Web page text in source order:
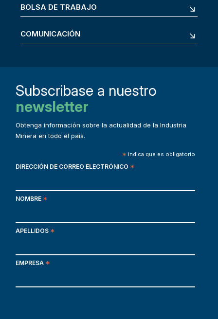
BOLSA DE TRABAJO
COMUNICACIÓN
Subscribase a nuestro
newsletter
Obtenga información sobre la actualidad de la Industria
Minera en todo el país.
* indica que es obligatorio
DIRECCIÓN DE CORREO ELECTRÓNICO *
NOMBRE *
APELLIDOS *
EMPRESA *